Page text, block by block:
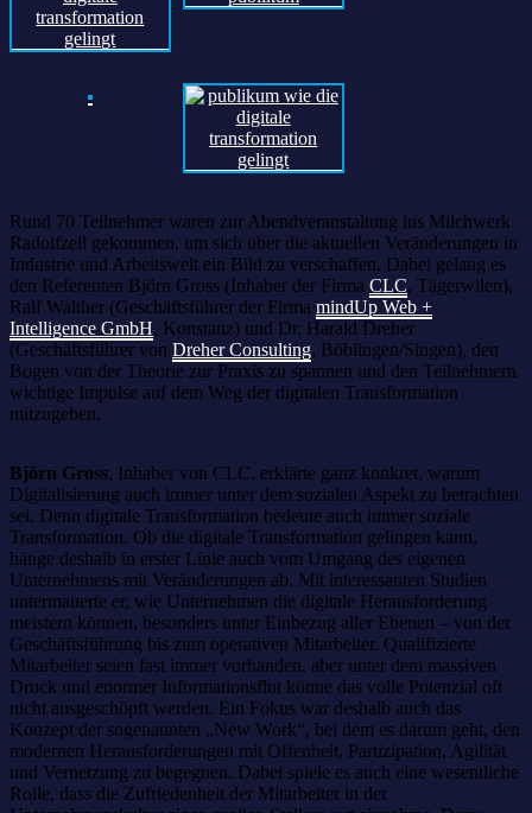
Rund 70 Teilnehmer waren zur Abendveranstaltung ins Milchwerk
Radolfzell gekommen, um sich über die aktuellen Veränderungen in
Industrie und Arbeitswelt ein Bild zu verschaffen. Dabei gelang es
den Referenten Björn Gross (Inhaber der Firma CLC, Tägerwilen),
Ralf Walther (Geschäftsführer der Firma mindUp Web +
Intelligence GmbH, Konstanz) und Dr. Harald Dreher
(Geschäftsführer von Dreher Consulting, Böblingen/Singen), den
Bogen von der Theorie zur Praxis zu spannen und den Teilnehmern
wichtige Impulse auf dem Weg der digitalen Transformation
mitzugeben.
Björn Gross, Inhaber von CLC, erklärte ganz konkret, warum
Digitalisierung auch immer unter dem sozialen Aspekt zu betrachten
sei. Denn digitale Transformation bedeute auch immer soziale
Transformation. Ob die digitale Transformation gelingen kann,
hänge deshalb in erster Linie auch vom Umgang des eigenen
Unternehmens mit Veränderungen ab. Mit interessanten Studien
untermauerte er, wie Unternehmen die digitale Herausforderung
meistern können, besonders unter Einbezug aller Ebenen – von der
Geschäftsführung bis zum operativen Mitarbeiter. Qualifizierte
Mitarbeiter seien fast immer vorhanden, aber unter dem massiven
Druck und enormer Informationsflut könne das volle Potenzial oft
nicht ausgeschöpft werden. Ein Fokus war deshalb auch das
Konzept der sogenannten „New Work“, bei dem es darum geht, den
modernen Herausforderungen mit Offenheit, Partizipation, Agilität
und Vernetzung zu begegnen. Dabei spiele es auch eine wesentliche
Rolle, dass die Zufriedenheit der Mitarbeiter in der